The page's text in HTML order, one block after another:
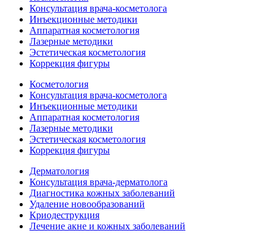
Консультация врача-косметолога
Инъекционные методики
Аппаратная косметология
Лазерные методики
Эстетическая косметология
Коррекция фигуры
Косметология
Консультация врача-косметолога
Инъекционные методики
Аппаратная косметология
Лазерные методики
Эстетическая косметология
Коррекция фигуры
Дерматология
Консультация врача-дерматолога
Диагностика кожных заболеваний
Удаление новообразований
Криодеструкция
Лечение акне и кожных заболеваний